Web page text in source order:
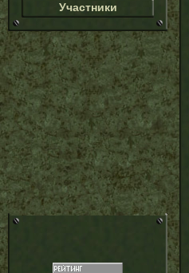
Участники